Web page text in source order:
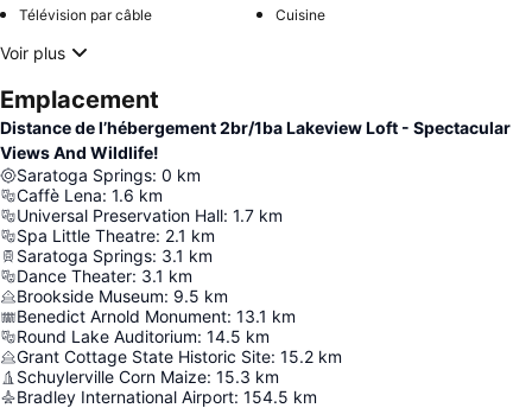
Télévision par câble
Cuisine
Voir plus
Emplacement
Distance de l’hébergement 2br/1ba Lakeview Loft - Spectacular
Views And Wildlife!
Saratoga Springs: 0 km
Caffè Lena: 1.6 km
Universal Preservation Hall: 1.7 km
Spa Little Theatre: 2.1 km
Saratoga Springs: 3.1 km
Dance Theater: 3.1 km
Brookside Museum: 9.5 km
Benedict Arnold Monument: 13.1 km
Round Lake Auditorium: 14.5 km
Grant Cottage State Historic Site: 15.2 km
Schuylerville Corn Maize: 15.3 km
Bradley International Airport: 154.5 km